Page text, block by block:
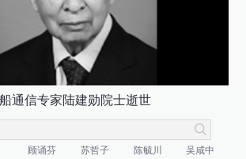
通信专家陆建勋院士逝世
顾诵芬 苏哲子 陈毓川
吴咸中